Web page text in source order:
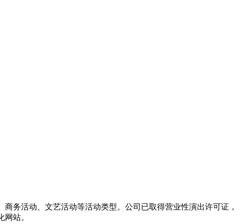
务活动、文艺活动等活动类型。公司已取得营业性演出许可证，
站。